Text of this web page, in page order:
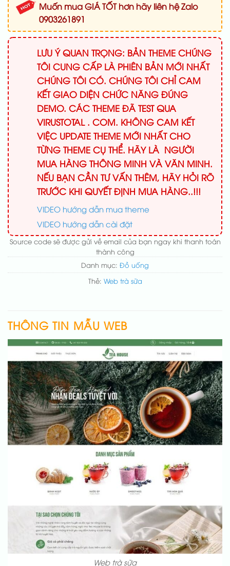
Muốn mua GIÁ TỐT hơn hãy liên hệ Zalo
0903261891
LƯU Ý QUAN TRỌNG: BẢN THEME CHÚNG
TÔI CUNG CẤP LÀ PHIÊN BẢN MỚI NHẤT
CHÚNG TÔI CÓ. CHÚNG TÔI CHỈ CAM
KẾT GIAO DIỆN CHỨC NĂNG ĐÚNG
DEMO. CÁC THEME ĐÃ TEST QUA
VIRUSTOTAL . COM. KHÔNG CAM KẾT
VIỆC UPDATE THEME MỚI NHẤT CHO
TỪNG THEME CỤ THỂ. HÃY LÀ NGƯỜI
MUA HÀNG THÔNG MINH VÀ VĂN MINH.
NẾU BẠN CẦN TƯ VẤN THÊM, HÃY HỎI RÕ
TRƯỚC KHI QUYẾT ĐỊNH MUA HÀNG..!!!
VIDEO hướng dẫn mua theme
VIDEO hướng dẫn cài đặt
Source code sẽ được gửi về email của bạn ngay khi thanh toán
thành công
Danh mục: Đồ uống
Thẻ: Web trà sữa
THÔNG TIN MẪU WEB
Web trà sữa